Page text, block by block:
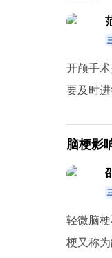
开颅手
要及时
脑梗影
轻微脑
梗又称